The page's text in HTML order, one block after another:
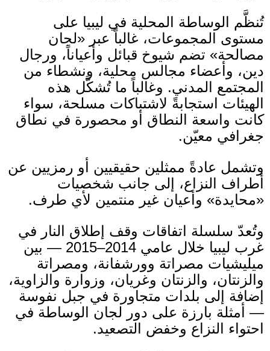
تُنظَّم الوساطة المحلية في ليبيا على
مستوى المجموعات، غالباً عبر «لجان
مصالحة» تضم شيوخ قبائل وأعياناً، ورجال
دين، وأعضاء مجالس محلية، ونشطاء من
المجتمع المدني. وغالباً ما تُشكَّل هذه
الهيئات استجابةً لاشتباكات مسلحة، سواء
كانت واسعة النطاق أو محصورة في نطاق
جغرافي معيّن.
وتشمل عادةً ممثلين حقيقيين أو رمزيين عن
أطراف النزاع، إلى جانب شخصيات
«محايدة» وأعيان غير منتمين لأي طرف.
وتُعدّ سلسلة اتفاقات وقف إطلاق النار في
غرب ليبيا خلال عامي 2014–2015 —
بين
ميليشيات مصراتة وورشفانة، ومصراتة
والزنتان، والزنتان وغريان، وزوارة والزاوية،
إضافة إلى بلدات متجاورة في جبل نفوسة
— أمثلة بارزة على دور لجان الوساطة في
احتواء النزاع وخفض التصعيد.